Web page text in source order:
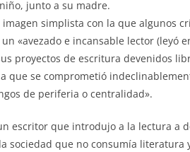
junto a su madre.
imagen simplista con la que algunos
«avezado e incansable lector (leyó
proyectos de escritura devenidos
que se comprometió
de periferia o centralidad».
escritor que introdujo a la lectura a
sociedad que no consumía literatura